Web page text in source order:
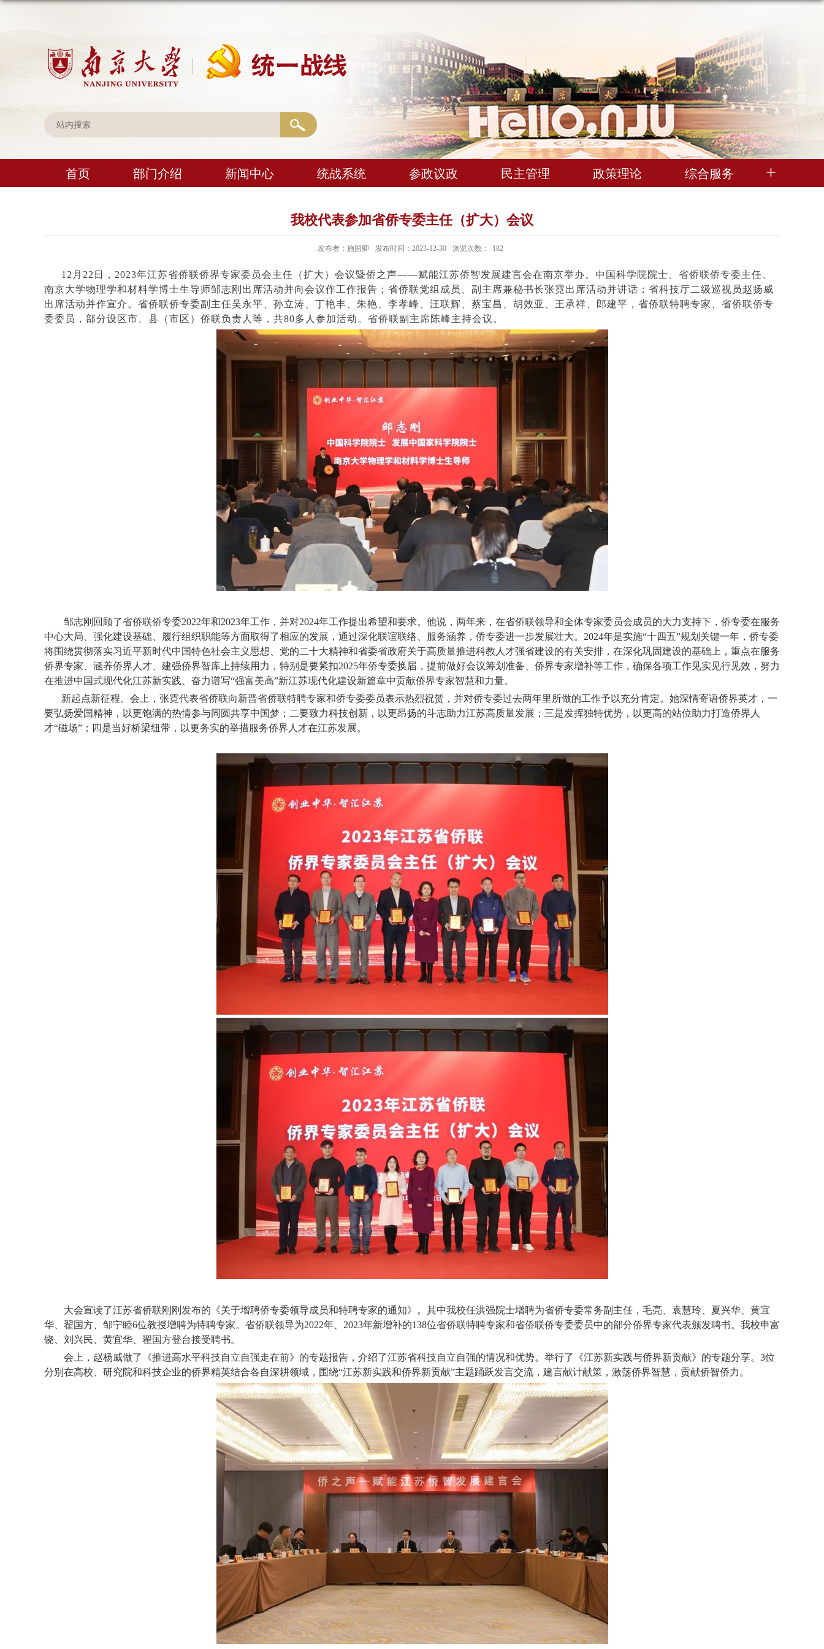
首页 部门介绍 新闻中心 统战系统 参政议政 民主管理 政策理论 综合服务
我校代表参加省侨专委主任（扩大）会议
发布者：施国卿 发布时间：2023-12-30 浏览次数： 182
12月22日，2023年江苏省侨联侨界专家委员会主任（扩大）会议暨侨之声——赋能江苏侨智发展建言会在南京举办。中国科学院院士、省侨联侨专委主任、
南京大学物理学和材料学博士生导师邹志刚出席活动并向会议作工作报告；省侨联党组成员、副主席兼秘书长张霓出席活动并讲话；省科技厅二级巡视员赵扬威
出席活动并作宣介。省侨联侨专委副主任吴永平、孙立涛、丁艳丰、朱艳、李孝峰、汪联辉、蔡宝昌、胡效亚、王承祥、郎建平，省侨联特聘专家、省侨联侨专
委委员，部分设区市、县（市区）侨联负责人等，共80多人参加活动。省侨联副主席陈峰主持会议。
邹志刚回顾了省侨联侨专委2022年和2023年工作，并对2024年工作提出希望和要求。他说，两年来，在省侨联领导和全体专家委员会成员的大力支持下，侨专委在服务
中心大局、强化建设基础、履行组织职能等方面取得了相应的发展，通过深化联谊联络、服务涵养，侨专委进一步发展壮大。2024年是实施“十四五”规划关键一年，侨专委
将围绕贯彻落实习近平新时代中国特色社会主义思想、党的二十大精神和省委省政府关于高质量推进科教人才强省建设的有关安排，在深化巩固建设的基础上，重点在服务
侨界专家、涵养侨界人才、建强侨界智库上持续用力，特别是要紧扣2025年侨专委换届，提前做好会议筹划准备、侨界专家增补等工作，确保各项工作见实见行见效，努力
在推进中国式现代化江苏新实践、奋力谱写“强富美高”新江苏现代化建设新篇章中贡献侨界专家智慧和力量。
新起点新征程。会上，张霓代表省侨联向新晋省侨联特聘专家和侨专委委员表示热烈祝贺，并对侨专委过去两年里所做的工作予以充分肯定。她深情寄语侨界英才，一
要弘扬爱国精神，以更饱满的热情参与同圆共享中国梦；二要致力科技创新，以更昂扬的斗志助力江苏高质量发展；三是发挥独特优势，以更高的站位助力打造侨界人
才“磁场”；四是当好桥梁纽带，以更务实的举措服务侨界人才在江苏发展。
大会宣读了江苏省侨联刚刚发布的《关于增聘侨专委领导成员和特聘专家的通知》。其中我校任洪强院士增聘为省侨专委常务副主任，毛亮、袁慧玲、夏兴华、黄宜
华、翟国方、邹宁睦6位教授增聘为特聘专家。省侨联领导为2022年、2023年新增补的138位省侨联特聘专家和省侨联侨专委委员中的部分侨界专家代表颁发聘书。我校申富
饶、刘兴民、黄宜华、翟国方登台接受聘书。
会上，赵杨威做了《推进高水平科技自立自强走在前》的专题报告，介绍了江苏省科技自立自强的情况和优势。举行了《江苏新实践与侨界新贡献》的专题分享。3位
分别在高校、研究院和科技企业的侨界精英结合各自深耕领域，围绕“江苏新实践和侨界新贡献”主题踊跃发言交流，建言献计献策，激荡侨界智慧，贡献侨智侨力。